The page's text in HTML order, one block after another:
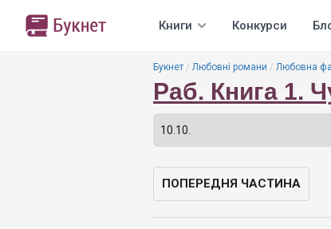
Книги Конкурси
Букнет Любовні романи Любовна
Раб. Книга 1.
ПОПЕРЕДНЯ ЧАСТИНА